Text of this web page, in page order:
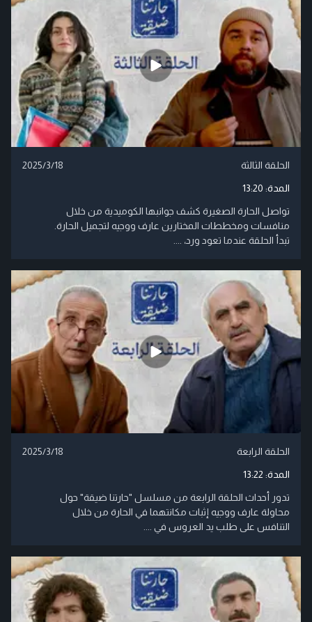
الحلقة الثالثة 2025/3/18
المدة: 13:20
تواصل الحارة الصغيرة كشف جوانبها الكوميدية من خلال
منافسات ومخططات المختارين عارف ووجيه لتجميل الحارة.
تبدأ الحلقة عندما تعود ورد، ....
الحلقة الرابعة 2025/3/18
المدة: 13:22
تدور أحداث الحلقة الرابعة من مسلسل "حارتنا ضيقة" حول
محاولة عارف ووجيه إثبات مكانتهما في الحارة من خلال
التنافس على طلب يد العروس في ....